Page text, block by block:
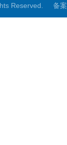
Reserved. 备